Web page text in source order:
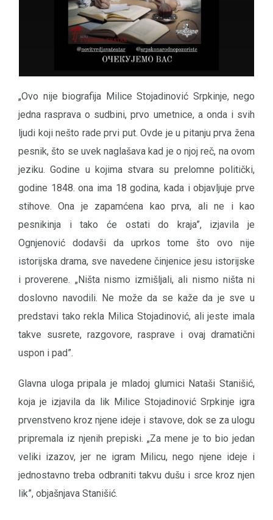
„Ovo nije biografija Milice Stojadinović Srpkinje, nego
jedna rasprava o sudbini, prvo umetnice, a onda i svih
ljudi koji nešto rade prvi put. Ovde je u pitanju prva žena
pesnik, što se uvek naglašava kad je o njoj reč, na ovom
jeziku. Godine u kojima stvara su prelomne politički,
godine 1848. ona ima 18 godina, kada i objavljuje prve
stihove. Ona je zapamćena kao prva, ali ne i kao
pesnikinja i tako će ostati do kraja”, izjavila je
Ognjenović dodavši da uprkos tome što ovo nije
istorijska drama, sve navedene činjenice jesu istorijske
i proverene. „Ništa nismo izmišljali, ali nismo ništa ni
doslovno navodili. Ne može da se kaže da je sve u
predstavi tako rekla Milica Stojadinović, ali jeste imala
takve susrete, razgovore, rasprave i ovaj dramatični
uspon i pad”.
Glavna uloga pripala je mladoj glumici Nataši Stanišić,
koja je izjavila da lik Milice Stojadinović Srpkinje igra
prvenstveno kroz njene ideje i stavove, dok se za ulogu
pripremala iz njenih prepiski. „Za mene je to bio jedan
veliki izazov, jer ne igram Milicu, nego njene ideje i
jednostavno treba odbraniti takvu dušu i srce kroz njen
lik”, objašnjava Stanišić.